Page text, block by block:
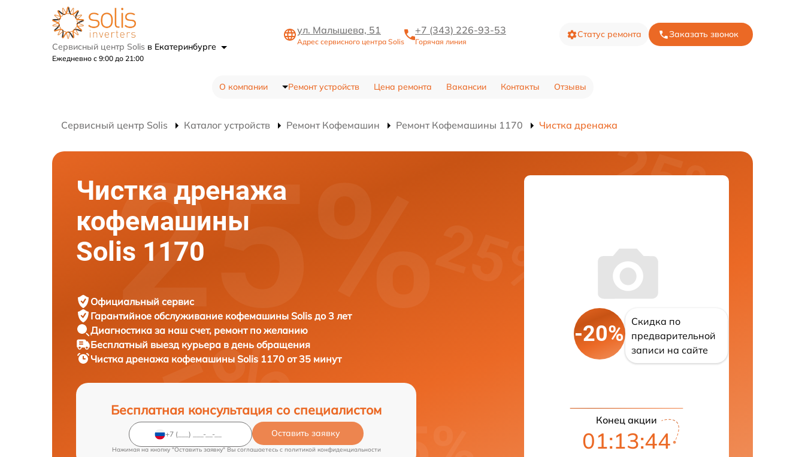
Сервисный центр Solis в Екатеринбурге
Ежедневно с 9:00 до 21:00
ул. Малышева, 51
Адрес сервисного центра Solis
+7 (343) 226-93-53
Горячая линия
Статус ремонта Заказать звонок
О компании Ремонт устройств Цена ремонта Вакансии Контакты Отзывы
Сервисный центр Solis Каталог устройств Ремонт Кофемашин Ремонт Кофемашины 1170 Чистка дренажа
Чистка дренажа
кофемашины
Solis 1170
Официальный сервис
Гарантийное обслуживание кофемашины Solis до 3 лет
Диагностика за наш счет, ремонт по желанию
Бесплатный выезд курьера в день обращения
Чистка дренажа кофемашины Solis 1170 от 35 минут
Бесплатная консультация со специалистом
Оставить заявку
Нажимая на кнопку "Оставить заявку" Вы соглашаетесь c политикой конфиденциальности
-20%
Скидка по
предварительной
записи на сайте
Конец акции
01:13:43